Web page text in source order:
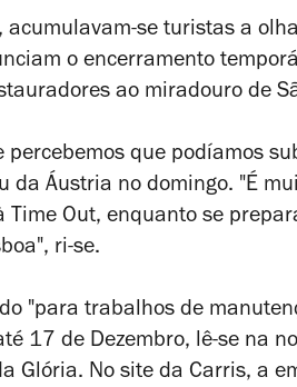
acumulavam-se turistas a
o encerramento
ao miradouro de
que podíamos
da Áustria no domingo. "É
Out, enquanto se
ri-se.
"para trabalhos de
17 de Dezembro, lê-se na
Glória. No site da Carris, a